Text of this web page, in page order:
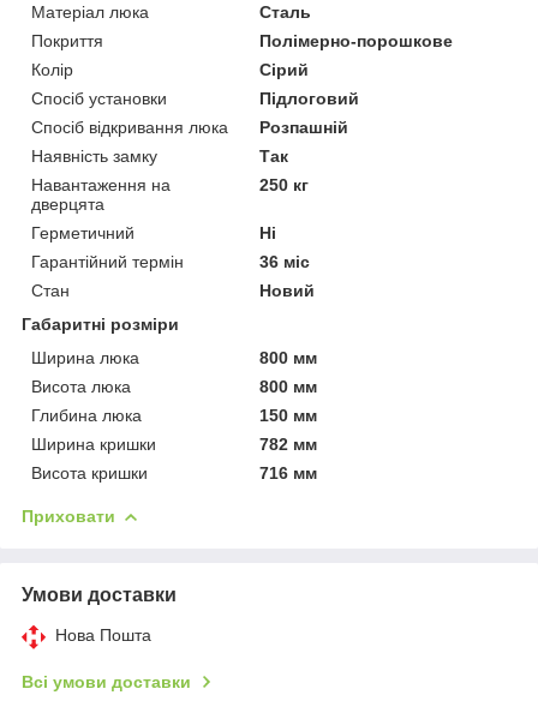
Матеріал люка
Сталь
Покриття
Полімерно-порошкове
Колір
Сірий
Спосіб установки
Підлоговий
Спосіб відкривання люка
Розпашній
Наявність замку
Так
Навантаження на
дверцята
250 кг
Герметичний
Ні
Гарантійний термін
36 міс
Стан
Новий
Габаритні розміри
Ширина люка
800 мм
Висота люка
800 мм
Глибина люка
150 мм
Ширина кришки
782 мм
Висота кришки
716 мм
Приховати
Умови доставки
Нова Пошта
Всі умови доставки